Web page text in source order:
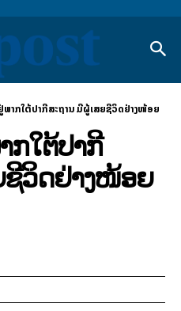
າກໃຕ້ປາກີສະຖານ ມີຜູ້ເສຍຊີວິດຢ່າງໜ້ອຍ
ກໃຕ້ປາກີ
ຊີວິດຢ່າງໜ້ອຍ